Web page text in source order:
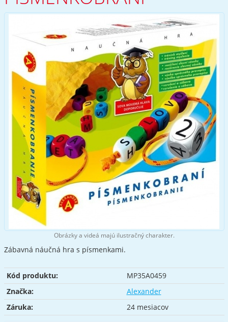
Obrázky a videá majú ilustračný charakter.
Zábavná náučná hra s písmenkami.
Kód produktu:
MP35A0459
Značka:
Alexander
Záruka:
24 mesiacov